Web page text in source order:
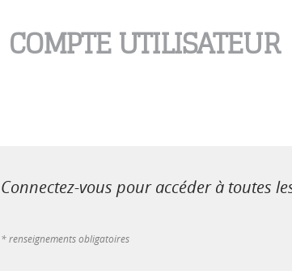
COMPTE UTILISATEUR
Connectez-vous pour accéder à toutes
* renseignements obligatoires